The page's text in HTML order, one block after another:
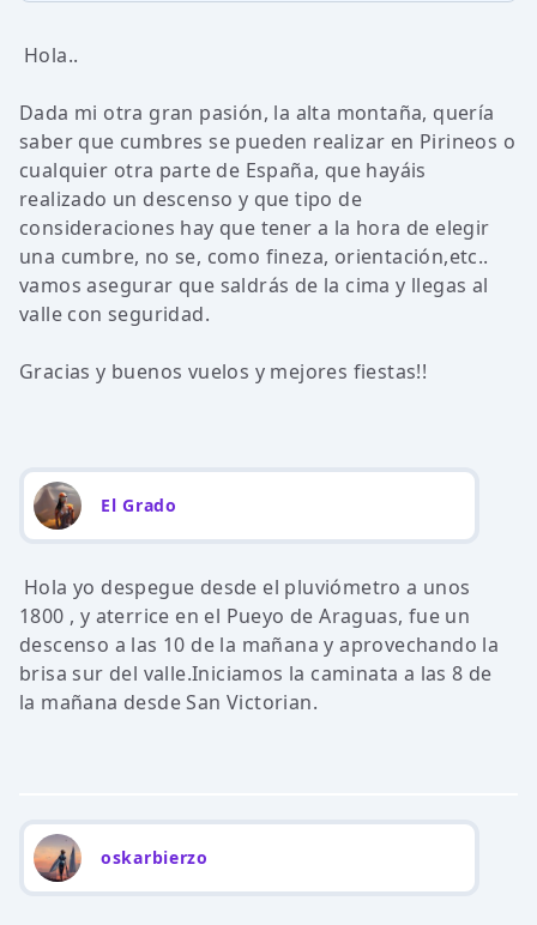
Hola..
Dada mi otra gran pasión, la alta montaña, quería
saber que cumbres se pueden realizar en Pirineos o
cualquier otra parte de España, que hayáis
realizado un descenso y que tipo de
consideraciones hay que tener a la hora de elegir
una cumbre, no se, como fineza, orientación,etc..
vamos asegurar que saldrás de la cima y llegas al
valle con seguridad.
Gracias y buenos vuelos y mejores fiestas!!
El Grado
Hola yo despegue desde el pluviómetro a unos
1800 , y aterrice en el Pueyo de Araguas, fue un
descenso a las 10 de la mañana y aprovechando la
brisa sur del valle.Iniciamos la caminata a las 8 de
la mañana desde San Victorian.
oskarbierzo